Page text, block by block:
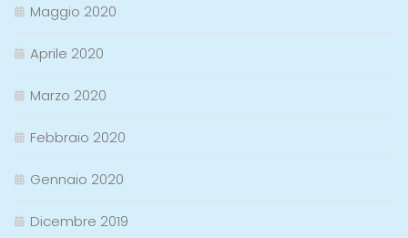
Maggio 2020
Aprile 2020
Marzo 2020
Febbraio 2020
Gennaio 2020
Dicembre 2019